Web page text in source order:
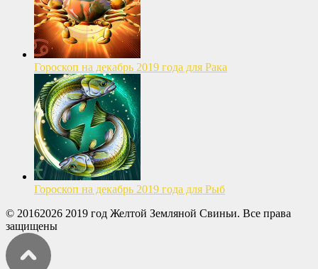
Гороскоп на декабрь 2019 года для Рака
Гороскоп на декабрь 2019 года для Рыб
© 20162026 2019 год Желтой Земляной Свиньи. Все права
защищены